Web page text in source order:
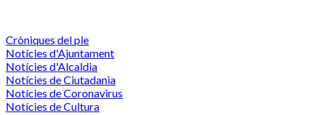
Cròniques del ple
Notícies d'Ajuntament
Notícies d'Alcaldia
Notícies de Ciutadania
Notícies de Coronavirus
Notícies de Cultura